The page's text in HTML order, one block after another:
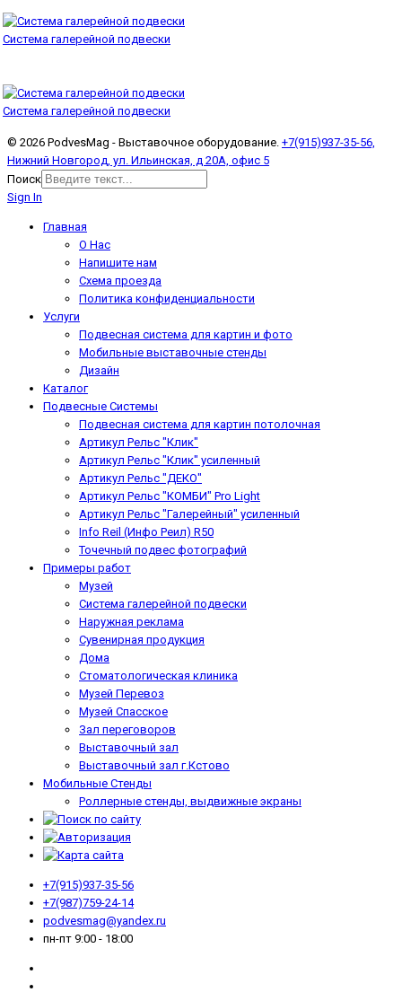
Система галерейной подвески
Система галерейной подвески
© 2026 PodvesMag - Выставочное оборудование. +7(915)937-35-56,
Нижний Новгород, ул. Ильинская, д 20А, офис 5
Поиск
Sign In
Главная
О Нас
Напишите нам
Схема проезда
Политика конфиденциальности
Услуги
Подвесная система для картин и фото
Мобильные выставочные стенды
Дизайн
Каталог
Подвесные Системы
Подвесная система для картин потолочная
Артикул Рельс "Клик"
Артикул Рельс "Клик" усиленный
Артикул Рельс "ДЕКО"
Артикул Рельс "КОМБИ" Pro Light
Артикул Рельс "Галерейный" усиленный
Info Reil (Инфо Реил) R50
Точечный подвес фотографий
Примеры работ
Музей
Система галерейной подвески
Наружная реклама
Сувенирная продукция
Дома
Стоматологическая клиника
Музей Перевоз
Музей Спасское
Зал переговоров
Выставочный зал
Выставочный зал г.Кстово
Мобильные Стенды
Роллерные стенды, выдвижные экраны
+7(915)937-35-56
+7(987)759-24-14
podvesmag@yandex.ru
пн-пт 9:00 - 18:00